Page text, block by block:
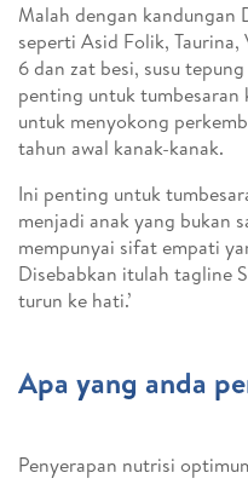
Malah dengan kandungan
seperti Asid Folik,
6 dan zat besi, susu
penting untuk tumbesaran
untuk menyokong
tahun awal kanak-kanak.
Ini penting untuk
menjadi anak yang bukan
mempunyai sifat empati
Disebabkan itulah tagline
turun ke hati.’
Apa yang anda
Penyerapan nutrisi